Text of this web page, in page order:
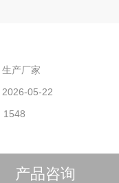
生产厂家
2026-05-22
1548
产品咨询